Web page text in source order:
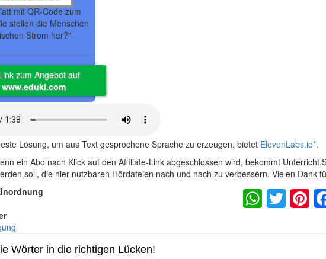
mit QR-Code zum
stellen die Menschen
Strom her?"
zum Angebot auf
www.eduki.com
Lösung, um aus Text gesprochene Sprache zu erzeugen, bietet ElevenLabs.io*.
ein Abo nach Klick auf den Affiliate-Link abgeschlossen wird, bekommt
soll, die hier nutzbaren Hördateien nach und nach zu verbessern. Vielen Dank